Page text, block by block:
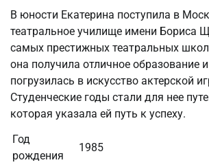
В юности Екатерина поступила в
театральное училище имени Бориса
самых престижных театральных
она получила отличное образование
погрузилась в искусство актерской
Студенческие годы стали для нее
которая указала ей путь к успеху.
Год
рождения
1985